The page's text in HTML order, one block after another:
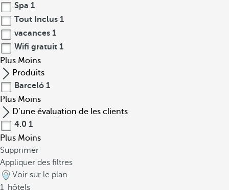
Spa 1
Tout Inclus 1
vacances 1
Wifi gratuit 1
Plus Moins
Produits
Barceló 1
Plus Moins
D’une évaluation de les clients
4.0 1
Plus Moins
Supprimer
Appliquer des filtres
Voir sur le plan
1 hôtels